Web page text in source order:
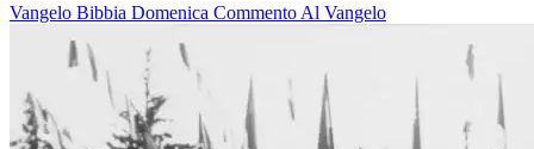
Vangelo Bibbia Domenica Commento Al Vangelo